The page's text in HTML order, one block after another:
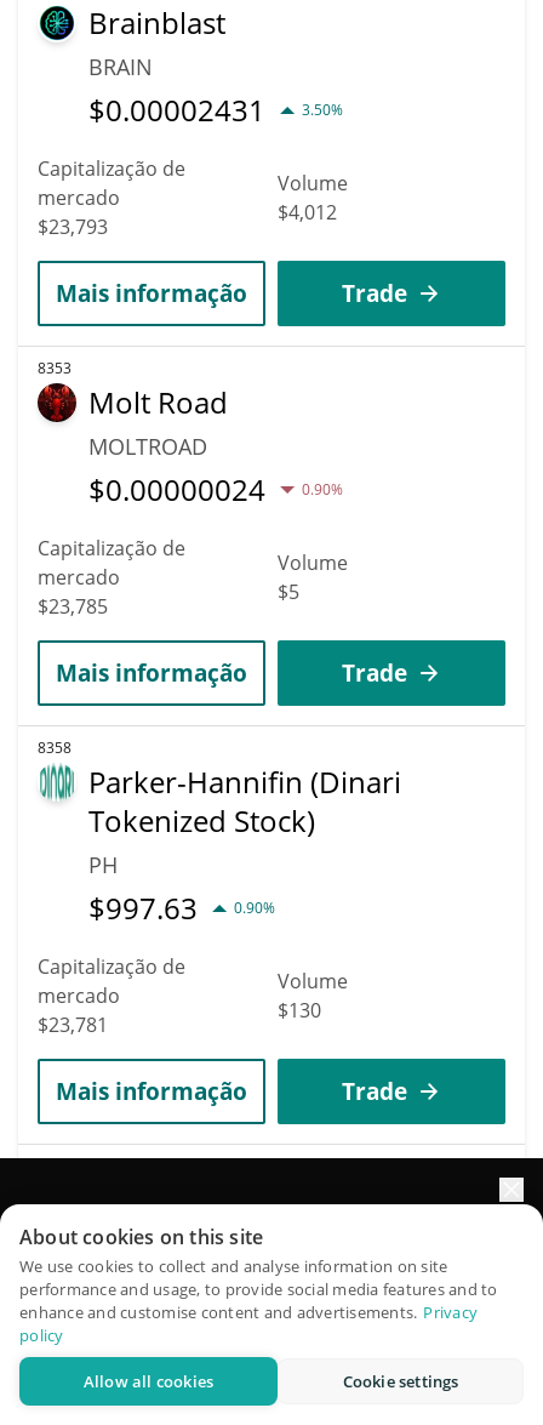
Brainblast
BRAIN
$0.00002431 3.50%
Capitalização de
mercado
$23,793
Volume
$4,012
Mais informação Trade
8353
Molt Road
MOLTROAD
$0.00000024 0.90%
Capitalização de
mercado
$23,785
Volume
$5
Mais informação Trade
8358
Parker-Hannifin (Dinari
Tokenized Stock)
PH
$997.63 0.90%
Capitalização de
mercado
$23,781
Volume
$130
Mais informação Trade
xmas cult
XMAS
$0.00002431 1.50%
Capitalização de
mercado
$23,779
QuantPilot é uma plataforma completa de estratégias onde
agentes autônomos criam, fazem backtest e otimizam suas
estratégias e conduzem pesquisas de mercado
Experimente grátis
About cookies on this site
We use cookies to collect and analyse information on site
performance and usage, to provide social media features and to
enhance and customise content and advertisements. Privacy
policy
Allow all cookies Cookie settings